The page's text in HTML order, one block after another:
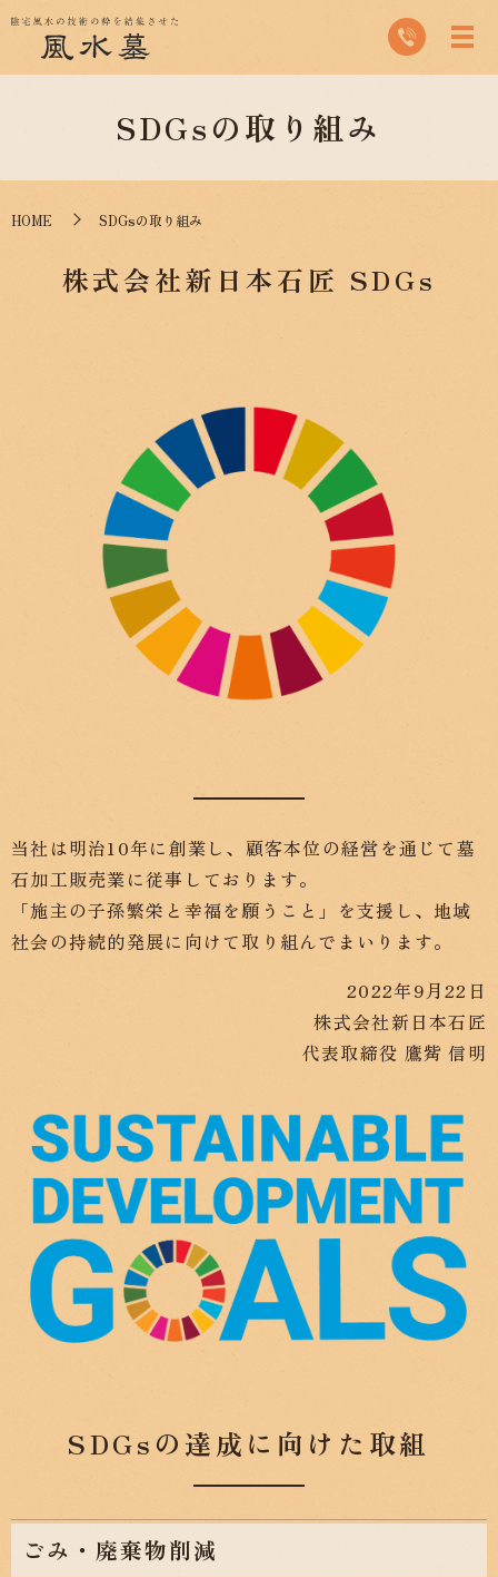
SDGsの取り組み
HOME SDGsの取り組み
株式会社新日本石匠 SDGs
当社は明治10年に創業し、顧客本位の経営を通じて墓
石加工販売業に従事しております。
「施主の子孫繁栄と幸福を願うこと」を支援し、地域
社会の持続的発展に向けて取り組んでまいります。
2022年9月22日
株式会社新日本石匠
代表取締役 鷹觜 信明
SDGsの達成に向けた取組
ごみ・廃棄物削減